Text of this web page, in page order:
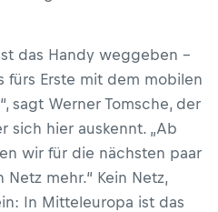
das Handy weggeben –
fürs Erste mit dem mobilen
sagt Werner Tomsche, der
sich hier auskennt. „Ab
wir für die nächsten paar
Netz mehr.“ Kein Netz,
In Mitteleuropa ist das